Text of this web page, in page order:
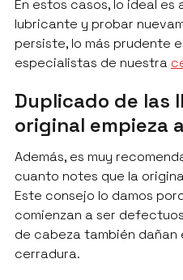
En estos casos, lo ideal es
lubricante y probar
persiste, lo más prudente
especialistas de nuestra
Duplicado de las
original empieza
Además, es muy
cuanto notes que la
Este consejo lo damos
comienzan a ser
de cabeza también dañan
cerradura.